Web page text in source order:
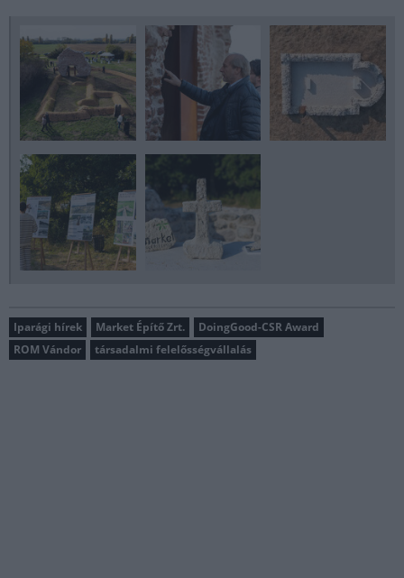
Iparági hírek Market Építő Zrt.
DoingGood-CSR Award
ROM Vándor
társadalmi felelősségvállalás